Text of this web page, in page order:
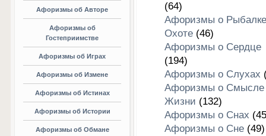
Афоризмы об Авторе
Афоризмы об
Гостеприимстве
Афоризмы об Играх
Афоризмы об Измене
Афоризмы об Истинах
Афоризмы об Истории
Афоризмы об Обмане
(64)
Афоризмы о
Охоте(46)
Афоризмы о Сердце
(194)
Афоризмы о Слухах
Афоризмы о Смысле
Жизни (132)
Афоризмы о Снах
Афоризмы о Сне(49)